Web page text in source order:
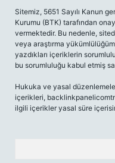
Sitemiz, 5651 Sayılı Kanun
Kurumu (BTK) tarafından
vermektedir. Bu nedenle,
veya araştırma
yazdıkları içeriklerin
bu sorumluluğu kabul etmiş
Hukuka ve yasal
içerikleri,
ilgili içerikler yasal süre